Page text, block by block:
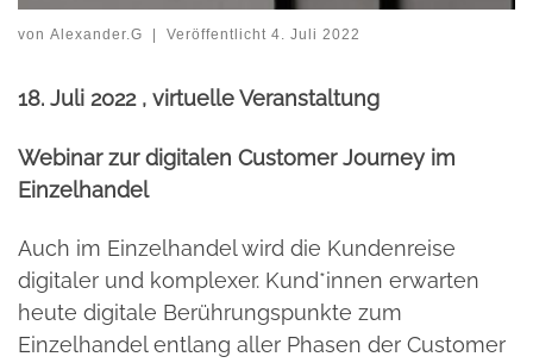
© Clemens van Lay on Unsplash
von Alexander.G Veröffentlicht 4. Juli 2022
18. Juli 2022 , virtuelle Veranstaltung
Webinar zur digitalen Customer Journey im
Einzelhandel
Auch im Einzelhandel wird die Kundenreise
digitaler und komplexer. Kund*innen erwarten
heute digitale Berührungspunkte zum
Einzelhandel entlang aller Phasen der Customer